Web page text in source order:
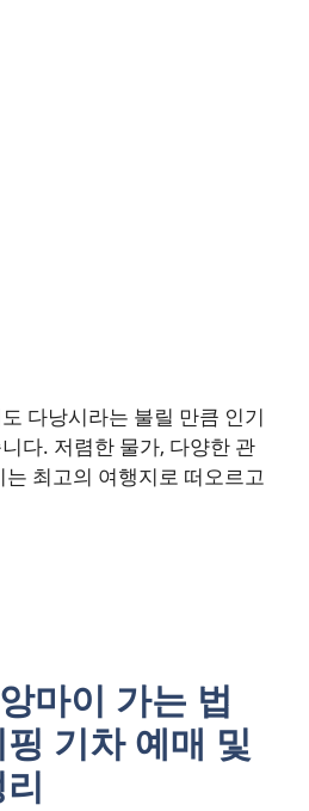
다낭시라는 불릴 만큼 인기
다. 저렴한 물가, 다양한 관
최고의 여행지로 떠오르고
마이 가는 법
기차 예매 및